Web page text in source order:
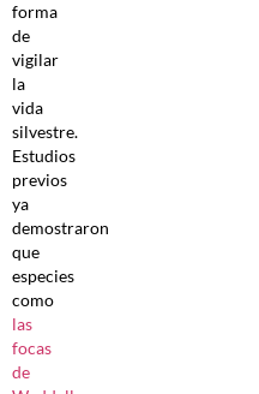
forma
de
vigilar
la
vida
silvestre.
Estudios
previos
ya
demostraron
que
especies
como
las
focas
de